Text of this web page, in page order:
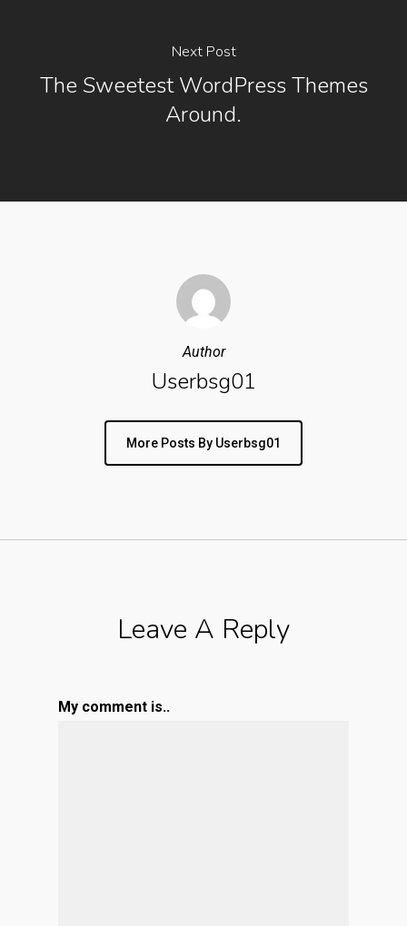
Next Post
The Sweetest WordPress Themes
Around.
Author
Userbsg01
More Posts By Userbsg01
Leave A Reply
My comment is..